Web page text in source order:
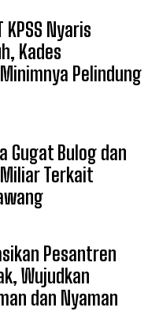
KPSS Nyaris
Kades
Pelindung
Gugat Bulog dan
Terkait
Pesantren
Wujudkan
dan Nyaman